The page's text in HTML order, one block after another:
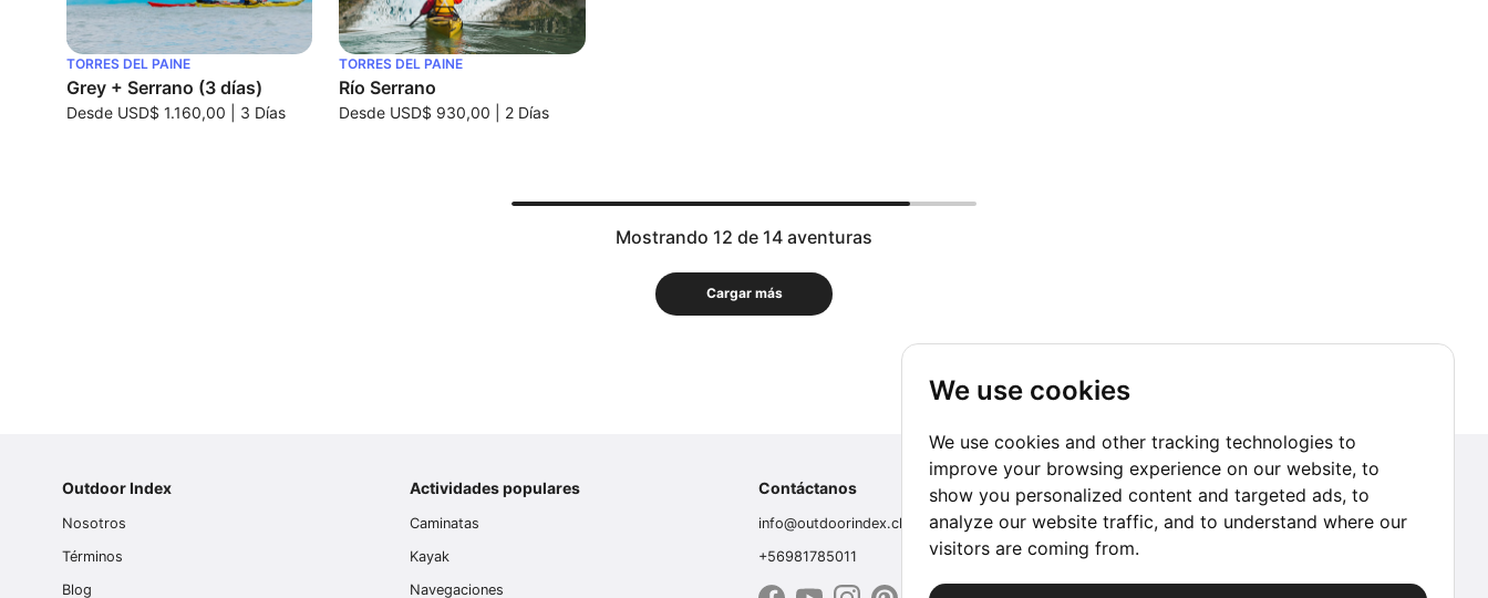
We use cookies
We use cookies and other tracking technologies to
improve your browsing experience on our website, to
show you personalized content and targeted ads, to
analyze our website traffic, and to understand where our
visitors are coming from.
TORRES DEL PAINE
Grey + Serrano (3 días)
Desde USD$ 1.160,00 3 Días
TORRES DEL PAINE
Río Serrano
Desde USD$ 930,00 2 Días
Mostrando 12 de 14 aventuras
Cargar más
Outdoor Index
Nosotros
Términos
Blog
Actividades populares
Caminatas
Kayak
Navegaciones
Contáctanos
info@outdoorindex.cl
+56981785011
Suscríbete a nuestro Newsletter
Ir a suscribirme